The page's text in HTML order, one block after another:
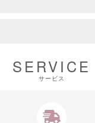
SERVICE
サービス